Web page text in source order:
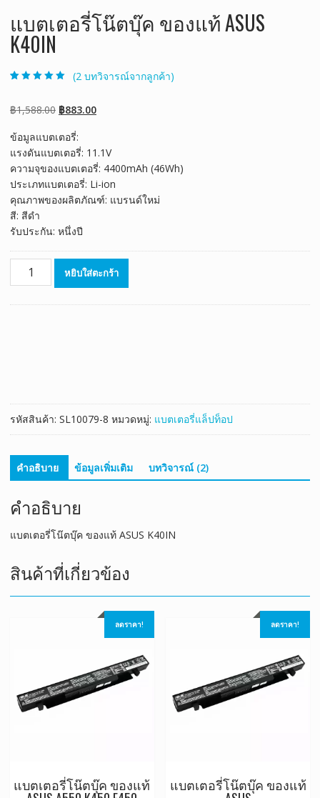
แบตเตอรี่โน๊ตบุ๊ค ของแท้ ASUS
K40IN
เต็มบนการให้
คะแนนของ
(2 บทวิจารณ์จากลูกค้า)
฿1,588.00 Original
was:
฿1,588.00.
฿883.00Current
฿883.00.
ข้อมูลแบตเตอรี่:
แรงดันแบตเตอรี่: 11.1V
ความจุของแบตเตอรี่: 4400mAh (46Wh)
ประเภทแบตเตอรี่: Li-ion
คุณภาพของผลิตภัณฑ์: แบรนด์ใหม่
สี: สีดำ
รับประกัน: หนึ่งปี
จำนวน
หยิบใส่ตะกร้า
รหัสสินค้า: SL10079-8 หมวดหมู่: แบตเตอรี่แล็ปท็อป
คำอธิบาย ข้อมูลเพิ่มเติม บทวิจารณ์ (2)
คำอธิบาย
แบตเตอรี่โน๊ตบุ๊ค ของแท้ ASUS K40IN
สินค้าที่เกี่ยวข้อง
ลดราคา!
แบตเตอรี่โน๊ตบุ๊ค ของแท้
ลดราคา!
แบตเตอรี่โน๊ตบุ๊ค ของแท้